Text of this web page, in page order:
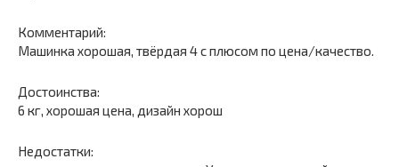
Комментарий:
Машинка хорошая, твёрдая 4 с плюсом по цена/качество.
Достоинства:
6 кг, хорошая цена, дизайн хорош
Недостатки: